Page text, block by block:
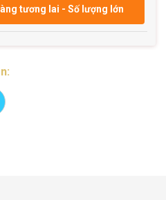
tương lai - Số lượng lớn